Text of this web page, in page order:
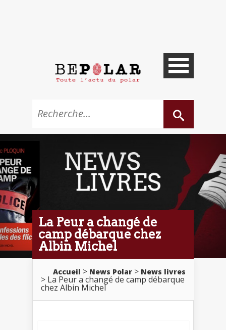
La Peur a changé de
camp débarque chez
Albin Michel
Accueil > News Polar > News livres
> La Peur a changé de camp débarque
chez Albin Michel